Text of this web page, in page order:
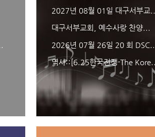
2027년 08월 01일 대구서부교...
대구서부교회, 예수사랑 찬양...
2026년 07월 26일 20 회 DSC...
역사::[6.25한국전쟁-The Kore...